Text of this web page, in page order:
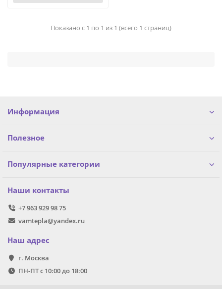
Показано с 1 по 1 из 1 (всего 1 страниц)
Информация
Полезное
Популярные категории
Наши контакты
+7 963 929 98 75
vamtepla@yandex.ru
Наш адрес
г. Москва
ПН-ПТ с 10:00 до 18:00